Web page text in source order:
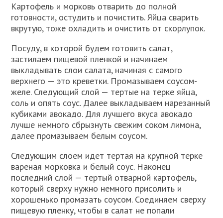
Картофель и морковь отварить до полной
готовности, остудить и почистить. Яйца сварить
вкрутую, тоже охладить и очистить от скорлупок.
Посуду, в которой будем готовить салат,
застилаем пищевой пленкой и начинаем
выкладывать слои салата, начиная с самого
верхнего — это креветки. Промазываем соусом-
желе. Следующий слой — тертые на терке яйца,
соль и опять соус. Далее выкладываем нарезанный
кубиками авокадо. Для лучшего вкуса авокадо
лучше немного сбрызнуть свежим соком лимона,
далее промазываем белым соусом.
Следующим слоем идет тертая на крупной терке
вареная морковка и белый соус. Наконец
последний слой — тертый отварной картофель,
который сверху нужно немного присолить и
хорошенько промазать соусом. Соединяем сверху
пищевую пленку, чтобы в салат не попали